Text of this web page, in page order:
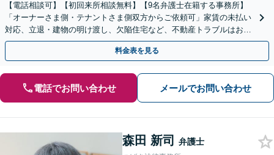
【電話相談可】【初回来所相談無料】【9名弁護士在籍する事務所】
「オーナーさま側・テナントさま側双方からご依頼可」家賃の未払い
対応、立退・建物の明け渡し、欠陥住宅など、不動産トラブルはお任
せください「早期相談で損失を最小限に抑える」
料金表を見る
電話でお問い合わせ メールでお問い合わせ
森田 新司 弁護士